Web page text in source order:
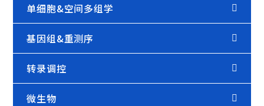
单细胞&空间多组学
基因组&重测序
转录调控
微生物